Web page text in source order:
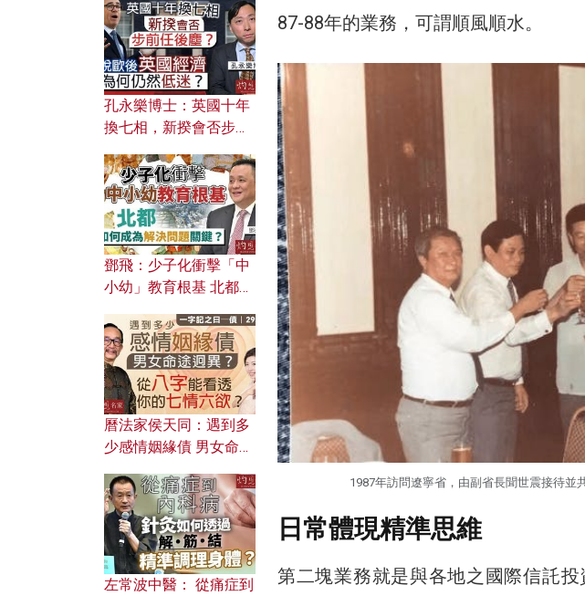
87-88年的業務，可謂順風順水。
1987年訪問遼寧省，由副省長聞世震接待並
日常體現精準思維
第二塊業務就是與各地之國際信託
對付北約美國？
孔永樂博士：英國十年
換七相，新揆會否步前
濟為何仍然低迷？
鄧飛：少子化衝擊「中
小幼」教育根基 北都如
曆法家侯天同：遇到多
少感情姻緣債 男女命途
的七情六欲？
左常波中醫： 從痛症到